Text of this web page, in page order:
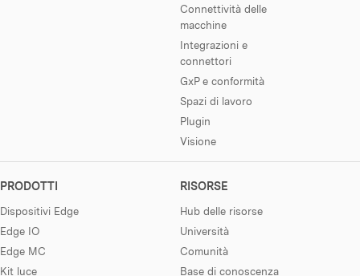
Connettività delle
macchine
Integrazioni e
connettori
GxP e conformità
Spazi di lavoro
Plugin
Visione
PRODOTTI
Dispositivi Edge
Edge IO
Edge MC
Kit luce
RISORSE
Hub delle risorse
Università
Comunità
Base di conoscenza